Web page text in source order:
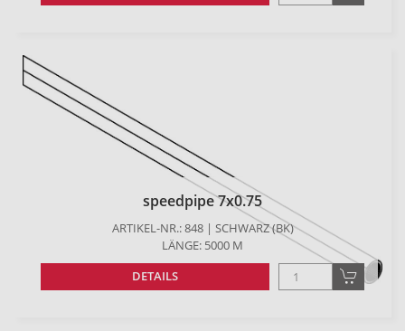
speedpipe 7x0.75
ARTIKEL-NR.: 848 | SCHWARZ (BK)
LÄNGE: 5000 M
DETAILS